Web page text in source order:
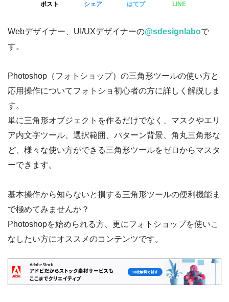
ポスト シェア はてブ LINE
Webデザイナー、UI/UXデザイナーの@sdesignlaboで
す。
Photoshop（フォトショップ）の三角形ツールの使い方と
応用操作についてフォトショ初心者の方に詳しく解説しま
す。
単に三角形オブジェクトを作るだけでなく、マスクやエリ
ア内文字ツール、選択範囲、パターン背景、角丸三角形な
ど、様々な使い方ができる三角形ツールをゼロからマスタ
ーできます。
基本操作から知らないと損する三角形ツールの便利機能ま
で極めてみませんか？
Photoshopを始められる方、更にフォトショップを使いこ
なしたい方にオススメのコンテンツです。